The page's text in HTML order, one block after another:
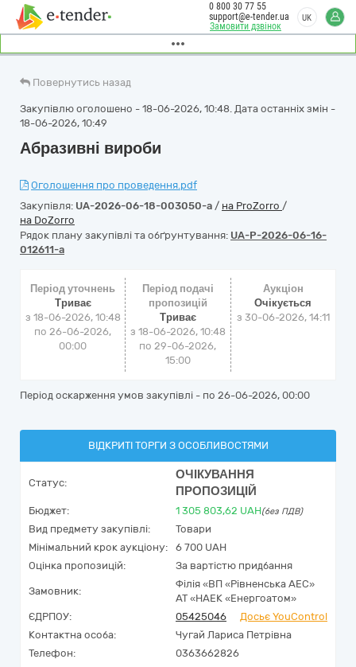
Замовити дзвінок
0 800 30 77 55
support@e-tender.ua
UK
Повернутись назад
Закупівлю оголошено - 18-06-2026, 10:48. Дата останніх змін -
18-06-2026, 10:49
Абразивні вироби
Оголошення про проведення.pdf
Закупівля: UA-2026-06-18-003050-a / на ProZorro /
на DoZorro
Рядок плану закупівлі та обґрунтування: UA-P-2026-06-16-
012611-a
Період уточнень
Триває
з 18-06-2026, 10:48
по 26-06-2026,
00:00
Період подачі
пропозицій
Триває
з 18-06-2026, 10:48
по 29-06-2026,
15:00
Аукціон
Очікується
з 30-06-2026, 14:11
Період оскарження умов закупівлі - по 26-06-2026, 00:00
ВІДКРИТІ ТОРГИ З ОСОБЛИВОСТЯМИ
Статус:
ОЧІКУВАННЯ
ПРОПОЗИЦІЙ
Бюджет: 1 305 803,62 UAH(без ПДВ)
Вид предмету закупівлі:
Товари
Мінімальний крок аукціону:
6 700 UAH
Оцінка пропозицій:
За вартістю придбання
Замовник:
Філія «ВП «Рівненська АЕС»
АТ «НАЕК «Енергоатом»
ЄДРПОУ:
05425046
Досьє YouControl
Контактна особа:
Чугай Лариса Петрівна
Телефон:
0363662826